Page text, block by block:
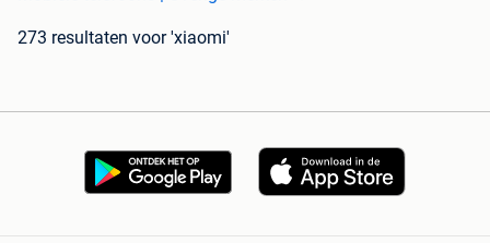
273 resultaten voor 'xiaomi'